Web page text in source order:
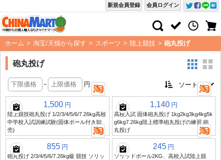
会員ログイン
新規会員登録
ホーム > 淘宝/天猫から探す > スポーツ > 陸上競技 > 砲丸投げ
砲丸投げ
- 円
1,500 円
陸上競技砲丸投げ 1/2/3/4/5/6/7.26kg高校
中学校入試訓練試験(固体ボール付き卸
売)
1,140 円
高校入試 固体砲丸投げ 1kg2kg3kg4kg5k
g6kg7.26kg陸上標準砲丸投げの練習 砲
丸投げ
855 円
砲丸投げ 2/3/4/5/6/7.26kg級 競技 ソリッ
245 円
ソリッドボール2KG、高校入試陸上競